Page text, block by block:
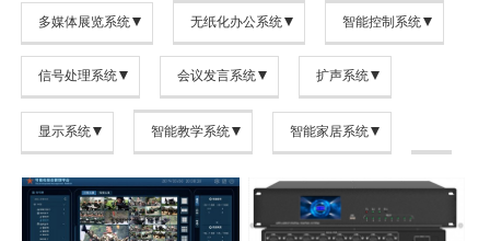
多媒体展览系统 无纸化办公系统 智能控制系统
信号处理系统 会议发言系统 扩声系统
显示系统 智能教学系统 智能家居系统